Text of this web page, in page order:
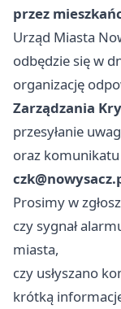
przez
Urząd Miasta
odbędzie się w
organizację
Zarządzania
przesyłanie
oraz
Prosimy w
czy sygnał
miasta,
czy usłyszano
krótką